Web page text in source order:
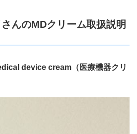
んのMDクリーム取扱説明
device cream（医療機器クリ